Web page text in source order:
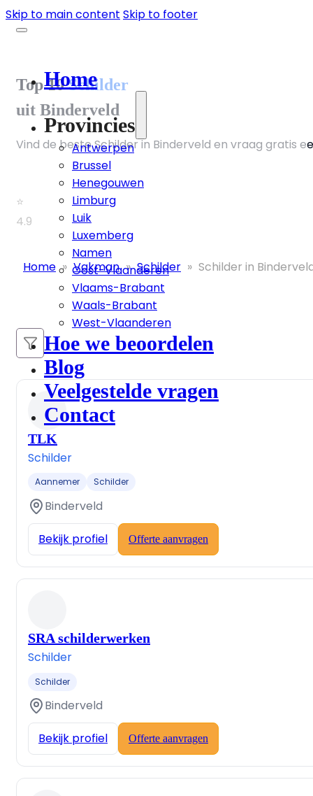
Skip to main content Skip to footer
Home
Provincies
Antwerpen
Brussel
Henegouwen
Limburg
Luik
Luxemberg
Namen
Oost-Vlaanderen
Vlaams-Brabant
Waals-Brabant
West-Vlaanderen
Hoe we beoordelen
Blog
Veelgestelde vragen
Contact
Top 10Schilder
uit Binderveld
Vind de beste Schilder in Binderveld en vraag gratis
⭐
4.9
Home » Vakman » Schilder » Schilder in
TLK
Schilder
Aannemer Schilder
Binderveld
Bekijk profiel Offerte aanvragen
SRA schilderwerken
Schilder
Schilder
Binderveld
Bekijk profiel Offerte aanvragen